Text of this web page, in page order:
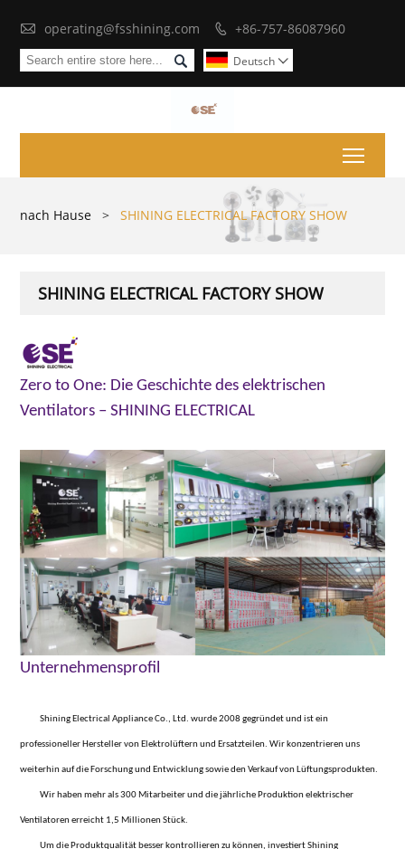
 operating@fsshining.com  +86-757-86087960
 Deutsch 
nach Hause > SHINING ELECTRICAL FACTORY SHOW
SHINING ELECTRICAL FACTORY SHOW
Zero to One: Die Geschichte des elektrischen
Ventilators – SHINING ELECTRICAL
Unternehmensprofil
Shining Electrical Appliance Co., Ltd. wurde 2008 gegründet und ist ein
professioneller Hersteller von Elektrolüftern und Ersatzteilen. Wir konzentrieren uns
weiterhin auf die Forschung und Entwicklung sowie den Verkauf von Lüftungsprodukten.
Wir haben mehr als 300 Mitarbeiter und die jährliche Produktion elektrischer
Ventilatoren erreicht 1,5 Millionen Stück.
Um die Produktqualität besser kontrollieren zu können, investiert Shining